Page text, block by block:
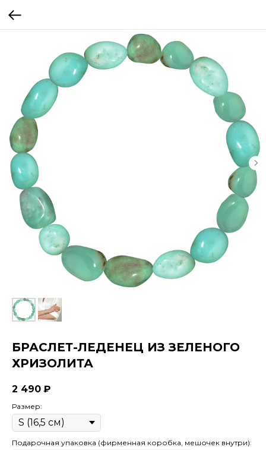
БРАСЛЕТ-ЛЕДЕНЕЦ ИЗ ЗЕЛЕНОГО
ХРИЗОЛИТА
2 490 ₽
Размер:
Подарочная упаковка (фирменная коробка, мешочек внутри):